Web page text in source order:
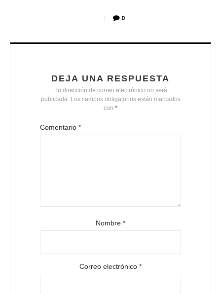
0
DEJA UNA RESPUESTA
Tu dirección de correo electrónico no será
publicada. Los campos obligatorios están marcados
con *
Comentario *
Nombre *
Correo electrónico *